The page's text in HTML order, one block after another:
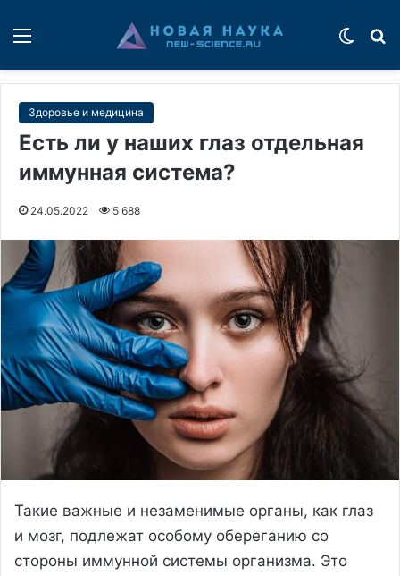
Здоровье и медицина
Есть ли у наших глаз отдельная
иммунная система?
24.05.2022 5 688
Такие важные и незаменимые органы, как глаз
и мозг, подлежат особому обереганию со
стороны иммунной системы организма. Это